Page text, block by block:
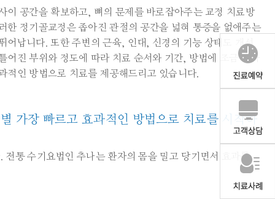
이 공간을 확보하고, 뼈의 문제를 바로잡아주는 교정 치료방
한 정기골교정은 좁아진 관절의 공간을 넓혀 통증을 없애주는
어납니다. 또한 주변의 근육, 인대, 신경의 기능 상태도 개선
어진 부위와 정도에 따라 치료 순서와 기간, 방법에 조금씩 차
적인 방법으로 치료를 제공해드리고 있습니다.
가장 빠르고 효과적인 방법으로 치료를 시작하
통 수기요법인 추나는 환자의 몸을 밀고 당기면서 효과를